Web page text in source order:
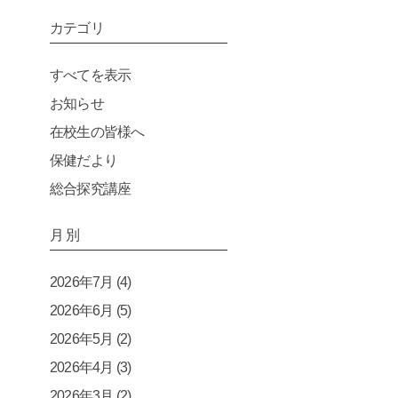
カテゴリ
すべてを表示
お知らせ
在校生の皆様へ
保健だより
総合探究講座
月 別
2026年7月 (4)
2026年6月 (5)
2026年5月 (2)
2026年4月 (3)